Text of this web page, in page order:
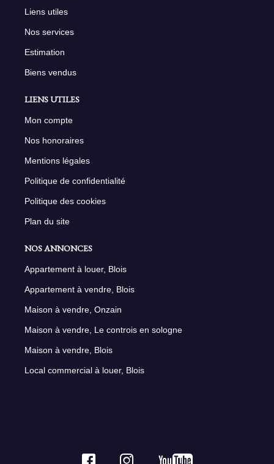
Liens utiles
Nos services
Estimation
Biens vendus
LIENS UTILES
Mon compte
Nos honoraires
Mentions légales
Politique de confidentialité
Politique des cookies
Plan du site
NOS ANNONCES
Appartement à louer, Blois
Appartement à vendre, Blois
Maison à vendre, Onzain
Maison à vendre, Le controis en sologne
Maison à vendre, Blois
Local commercial à louer, Blois